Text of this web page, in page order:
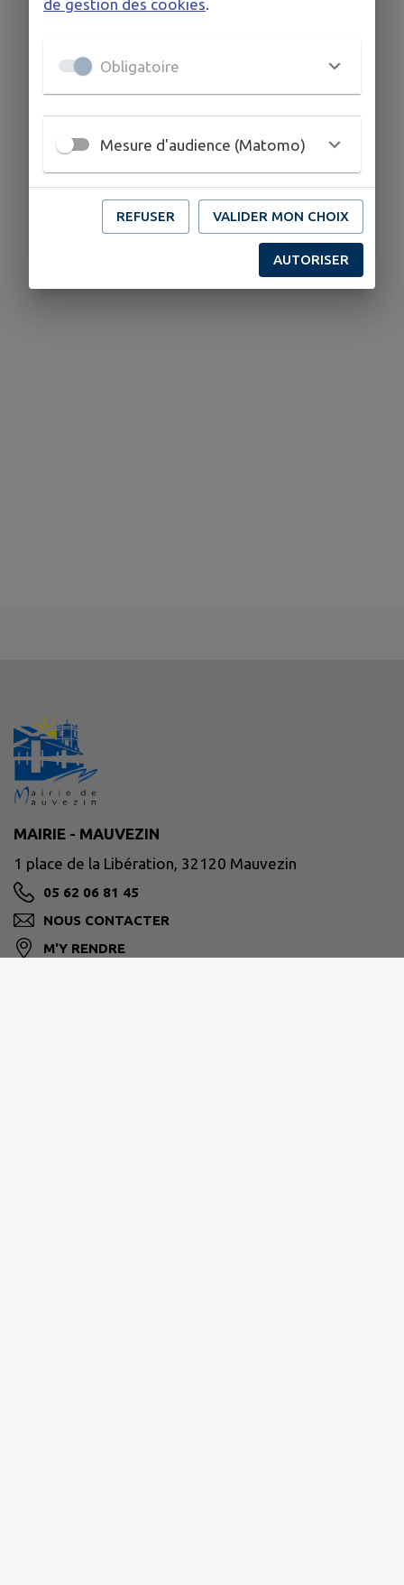
MAIRIE - MAUVEZIN
1 place de la Libération, 32120 Mauvezin
05 62 06 81 45
NOUS CONTACTER
M'Y RENDRE
de gestion des cookies.
Obligatoire
Mesure d'audience (Matomo)
REFUSER VALIDER MON CHOIX
AUTORISER